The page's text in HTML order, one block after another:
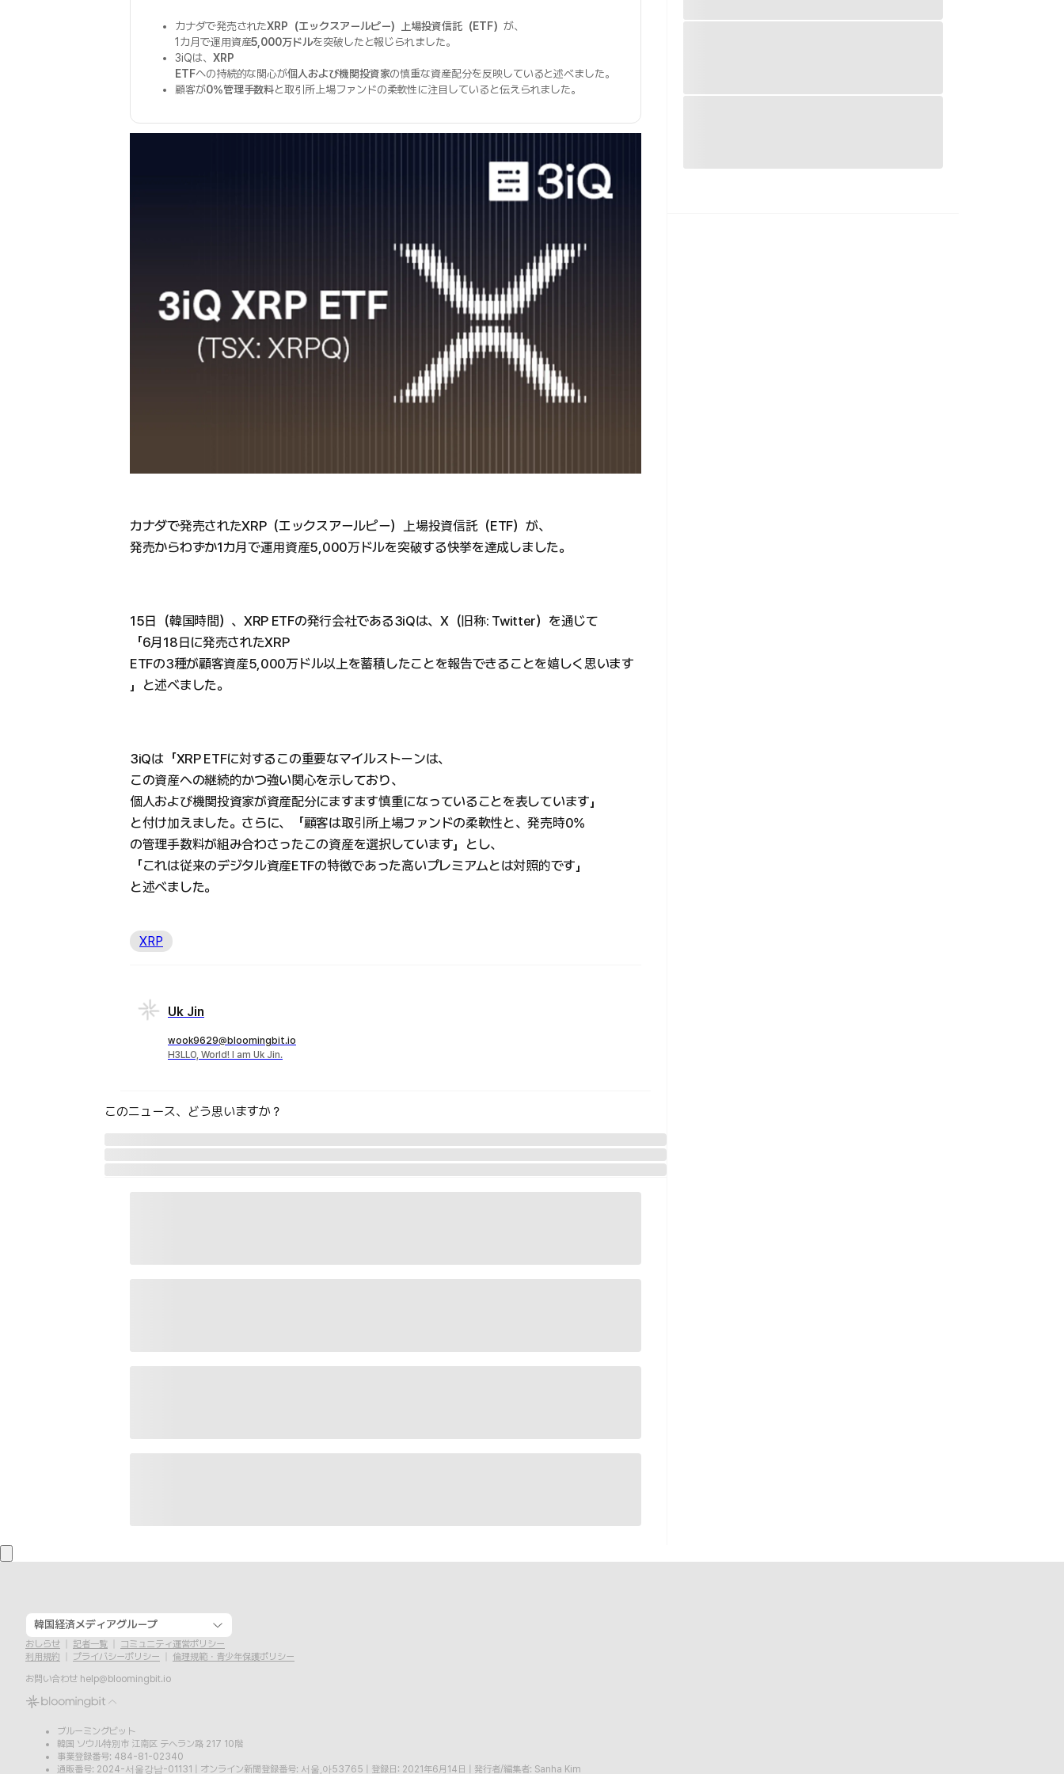
カナダで発売されたXRP（エックスアールピー）上場投資信託（ETF） が、
1カ月で運用資産5,000万ドルを突破したと報じられました。
3iQは、 XRP
ETFへの持続的な関心が個人および機関投資家の慎重な資産配分を反映していると述べました。
顧客が0%管理手数料と取引所上場ファンドの柔軟性に注目していると伝えられました。
カナダで発売されたXRP（エックスアールピー）上場投資信託（ETF）が、
発売からわずか1カ月で運用資産5,000万ドルを突破する快挙を達成しました。
15日（韓国時間）、XRP ETFの発行会社である3iQは、X（旧称: Twitter）を通じて
「6月18日に発売されたXRP
ETFの3種が顧客資産5,000万ドル以上を蓄積したことを報告できることを嬉しく思います
」と述べました。
3iQは「XRP ETFに対するこの重要なマイルストーンは、
この資産への継続的かつ強い関心を示しており、
個人および機関投資家が資産配分にますます慎重になっていることを表しています」
と付け加えました。さらに、「顧客は取引所上場ファンドの柔軟性と、発売時0%
の管理手数料が組み合わさったこの資産を選択しています」とし、
「これは従来のデジタル資産ETFの特徴であった高いプレミアムとは対照的です」
と述べました。
XRP
Uk Jin
wook9629@bloomingbit.io
H3LLO, World! I am Uk Jin.
このニュース、どう思いますか？
韓国経済メディアグループ
おしらせ 記者一覧
コミュニティ運営ポリシー
利用規約
プライバシーポリシー
倫理規範・青少年保護ポリシー
お問い合わせ help@bloomingbit.io
ブルーミングビット
韓国 ソウル特別市 江南区 テヘラン路 217 10階
事業登録番号: 484-81-02340
通販番号: 2024-서울강남-01131
オンライン新聞登録番号: 서울,아53765 登録日: 2021年6月14日 発行者/編集者: Sanha Kim